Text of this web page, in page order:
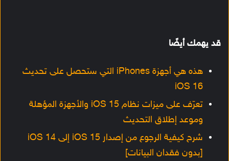
قد يهمك أيضًا
هذه هي أجهزة iPhones التي ستحصل على تحديث
iOS 16
تعرّف على ميزات نظام iOS 15 والأجهزة المؤهلة
وموعد إطلاق التحديث
شرح كيفية الرجوع من إصدار iOS 15 إلى iOS 14
[بدون فقدان البيانات]